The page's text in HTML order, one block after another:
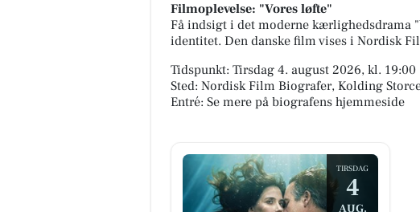
Filmoplevelse: "Vores løfte"
Få indsigt i det moderne kærlighedsdrama
identitet. Den danske film vises i Nordisk
Tidspunkt: Tirsdag 4. august 2026, kl. 19:00
Sted: Nordisk Film Biografer, Kolding
Entré: Se mere på biografens hjemmeside
TIRSDAG
4
AUG.